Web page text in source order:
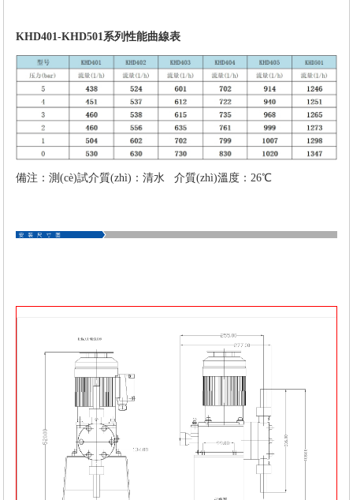
KHD401-KHD501系列性能曲線表
備注：測(cè)試介質(zhì)：清水 介質(zhì)溫度：26℃